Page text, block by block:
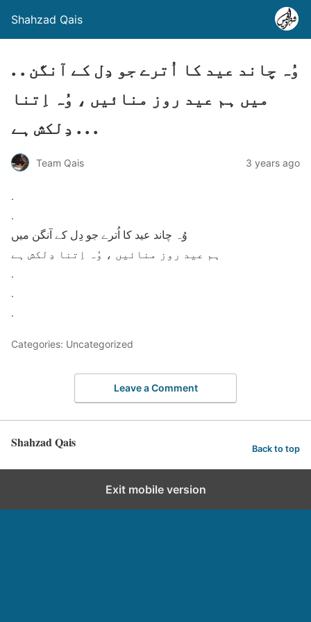
Shahzad Qais
. . وُہ چاند عید کا اُترے جو دِل کے آنگن
میں ہم عید روز منائیں ، وُہ اِتنا
دِلکش ہے . . .
Team Qais 3 years ago
.
.
وُہ چاند عید کا اُترے جو دِل کے آنگن میں
ہم عید روز منائیں ، وُہ اِتنا دِلکش ہے
.
.
.
Categories: Uncategorized
Leave a Comment
Shahzad Qais Back to top
Exit mobile version